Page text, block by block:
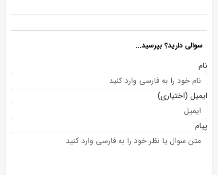
سوالی دارید؟ بپرسید...
نام
ایمیل (اختیاری)
پیام